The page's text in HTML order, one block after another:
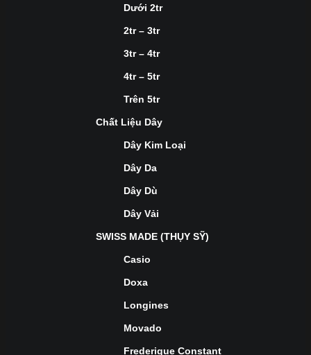
Dưới 2tr
2tr – 3tr
3tr – 4tr
4tr – 5tr
Trên 5tr
Chất Liệu Dây
Dây Kim Loại
Dây Da
Dây Dù
Dây Vải
SWISS MADE (THỤY SỸ)
Casio
Doxa
Longines
Movado
Frederique Constant